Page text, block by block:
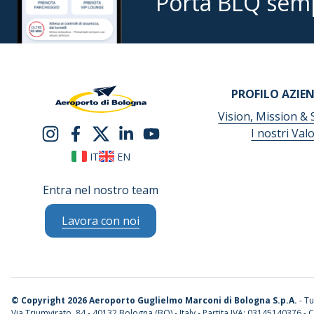
IT EN
Entra nel nostro team
Lavora con noi
PROFILO
Vision, Mission &
I nostri
© Copyright 2026 Aeroporto Guglielmo Marconi di Bologna S.p.A. -